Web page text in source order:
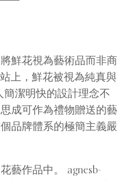
鮮花視為藝術品而非商
上，鮮花被視為純真與
潔明快的設計理念不
成可作為禮物贈送的藝
品牌體系的極簡主義嚴
藝作品中。 agnesb-